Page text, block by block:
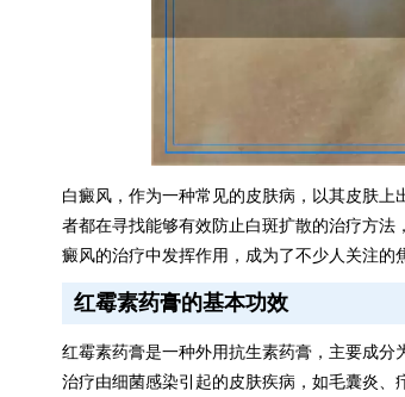
白癜风，作为一种常见的皮肤病，以其皮肤
者都在寻找能够有效防止白斑扩散的治疗方
癜风的治疗中发挥作用，成为了不少人关注的
红霉素药膏的基本功效
红霉素药膏是一种外用抗生素药膏，主要成分
治疗由细菌感染引起的皮肤疾病，如毛囊炎、